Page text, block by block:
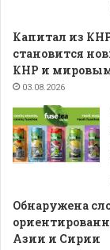
Капитал из
становится
КНР и
03.08.2026
Обнаружена
Азии и Сирии